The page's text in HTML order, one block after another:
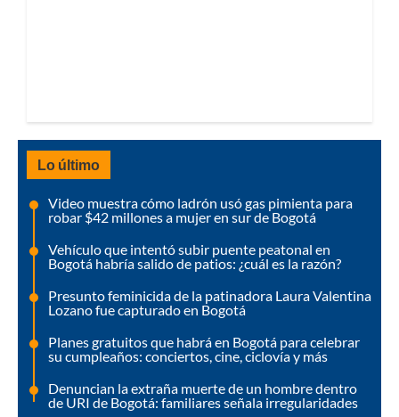
Lo último
Video muestra cómo ladrón usó gas pimienta para
robar $42 millones a mujer en sur de Bogotá
Vehículo que intentó subir puente peatonal en
Bogotá habría salido de patios: ¿cuál es la razón?
Presunto feminicida de la patinadora Laura Valentina
Lozano fue capturado en Bogotá
Planes gratuitos que habrá en Bogotá para celebrar
su cumpleaños: conciertos, cine, ciclovía y más
Denuncian la extraña muerte de un hombre dentro
de URI de Bogotá: familiares señala irregularidades